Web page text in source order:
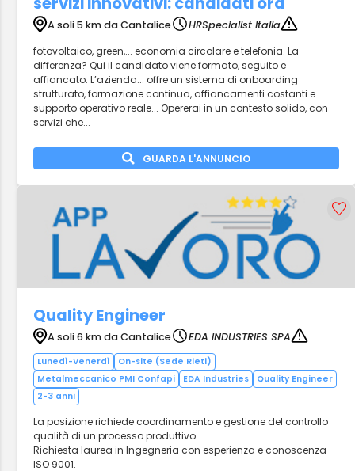
A soli 5 km da Cantalice
HRSpecialist Italia
fotovoltaico, green,... economia circolare e telefonia. La
differenza? Qui il candidato viene formato, seguito e
affiancato. L’azienda... offre un sistema di onboarding
strutturato, formazione continua, affiancamenti costanti e
supporto operativo reale... Opererai in un contesto solido, con
servizi che...
GUARDA L'ANNUNCIO
Quality Engineer
A soli 6 km da Cantalice EDA INDUSTRIES SPA
Lunedì-Venerdì
On-site (Sede Rieti)
Metalmeccanico PMI Confapi
EDA Industries
Quality Engineer
2-3 anni
La posizione richiede coordinamento e gestione del controllo
qualità di un processo produttivo.
Richiesta laurea in Ingegneria con esperienza e conoscenza
ISO 9001.